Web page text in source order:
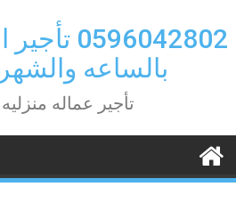
to
content
بالساعه
تأجير عماله